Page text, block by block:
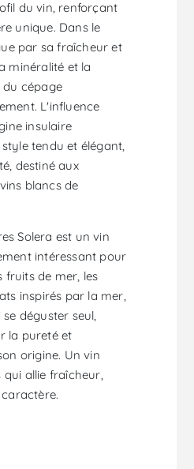
du vin, renforçant
unique. Dans le
par sa fraîcheur et
minéralité et la
cépage
L'influence
insulaire
tendu et élégant,
destiné aux
blancs de
Solera est un vin
intéressant pour
fruits de mer, les
inspirés par la mer,
déguster seul,
la pureté et
origine. Un vin
allie fraîcheur,